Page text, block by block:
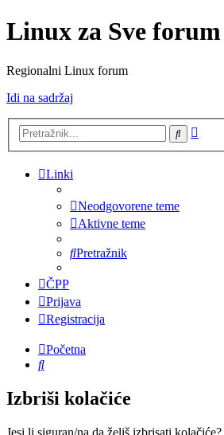
Linux za Sve forum
Regionalni Linux forum
Idi na sadržaj
Pretražnik
Linki
Neodgovorene teme
Aktivne teme
Pretražnik
ČPP
Prijava
Registracija
Početna
Pretražnik
Izbriši kolačiće